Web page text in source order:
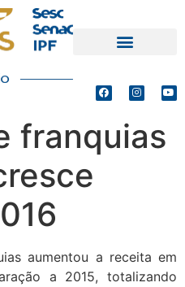
franquias
aumentou a receita em
a 2015, totalizando